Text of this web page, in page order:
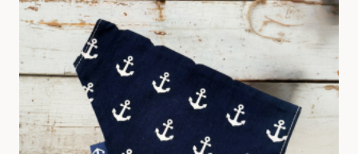
Die
Optionen
können
auf
Produktseite
gewählt